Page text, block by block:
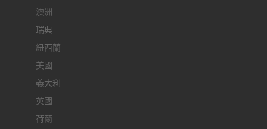
澳洲
瑞典
紐西蘭
美國
義大利
英國
荷蘭